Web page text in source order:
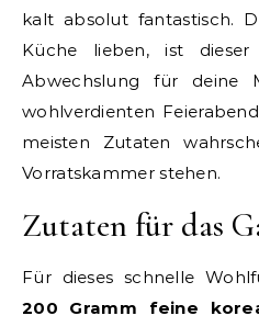
kalt absolut fantastisch.
Küche lieben, ist
Abwechslung für deine
wohlverdienten
meisten Zutaten
Vorratskammer stehen.
Zutaten für das
Für dieses schnelle
200 Gramm feine